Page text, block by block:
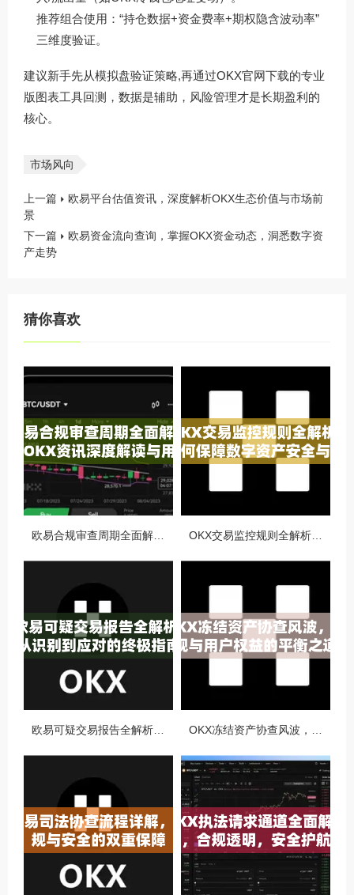
推荐组合使用：“持仓数据+资金费率+期权隐含波动率”
三维度验证。
建议新手先从模拟盘验证策略,再通过OKX官网下载的专业
版图表工具回测，数据是辅助，风险管理才是长期盈利的
核心。
市场风向
上一篇
欧易平台估值资讯，深度解析OKX生态价值与市场前
景
下一篇
欧易资金流向查询，掌握OKX资金动态，洞悉数字资
产走势
猜你喜欢